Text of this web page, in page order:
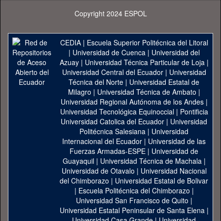
Copyright 2024 ESPOL
CEDIA| Escuela Superior Politécnica del Litoral
| Universidad de Cuenca| Universidad del
Azuay| Universidad Técnica Particular de Loja|
Universidad Central del Ecuador| Universidad
Técnica del Norte | Universidad Estatal de
Milagro | Universidad Técnica de Ambato |
Universidad Regional Autónoma de los Andes|
Universidad Tecnológica Equinoccial| Pontificia
Universidad Catolica del Ecuador | Universidad
Politécnica Salesiana | Universidad
Internacional del Ecuador | Universidad de las
Fuerzas Armadas-ESPE | Universidad de
Guayaquil| Universidad Técnica de Machala|
Universidad de Otavalo | Universidad Nacional
del Chimborazo | Universidad Estatal de Bolivar
| Escuela Politécnica del Chimborazo |
Universidad San Francisco de Quito |
Universidad Estatal Peninsular de Santa Elena|